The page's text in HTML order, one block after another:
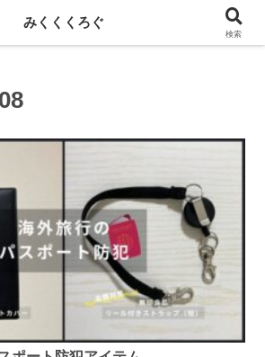
記事はnoteに投稿しています！
みくくくろぐ
検索